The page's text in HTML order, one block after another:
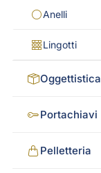
Anelli
Lingotti
Oggettistica
Portachiavi
Pelletteria